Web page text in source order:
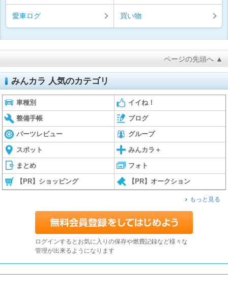
愛車ログ 買い物
ページの先頭へ ▲
みんカラ 人気のカテゴリ
車種別 イイね！
整備手帳 ブログ
パーツレビュー グループ
スポット みんカラ＋
まとめ フォト
【PR】ショッピング 【PR】オークション
もっと見る
ログインするとお気に入りの保存や燃費記録など様々な
管理が出来るようになります